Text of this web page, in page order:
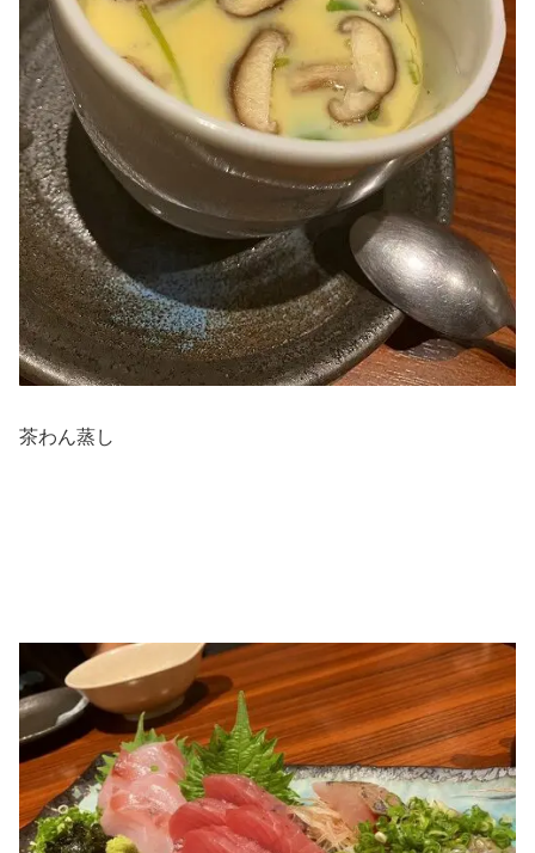
茶わん蒸し